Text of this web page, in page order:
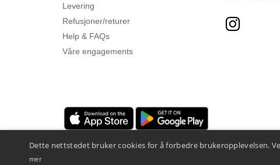
Levering
Refusjoner/returer
Help & FAQs
Våre engagements
Dette nettstedet bruker cookies for å forbedre brukeropplevelsen.
mer